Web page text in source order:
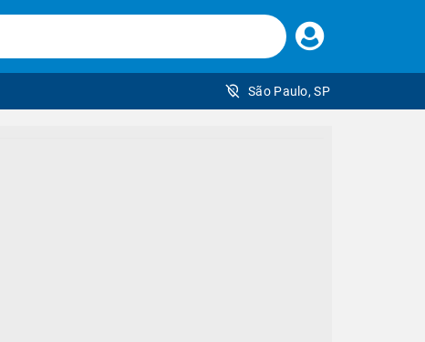
Faça
seu
São Paulo, SP